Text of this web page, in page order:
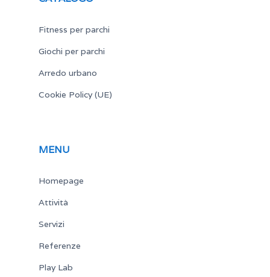
Fitness per parchi
Giochi per parchi
Arredo urbano
Cookie Policy (UE)
MENU
Homepage
Attività
Servizi
Referenze
Play Lab